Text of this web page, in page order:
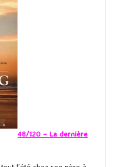
48/120 – La dernière